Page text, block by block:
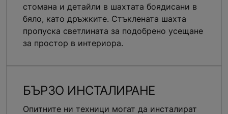
стомана и детайли в шахтата боядисани в
бяло, като дръжките. Стъклената шахта
пропуска светлината за подобрено усещане
за простор в интериора.
БЪРЗО ИНСТАЛИРАНЕ
Опитните ни техници могат да инсталират